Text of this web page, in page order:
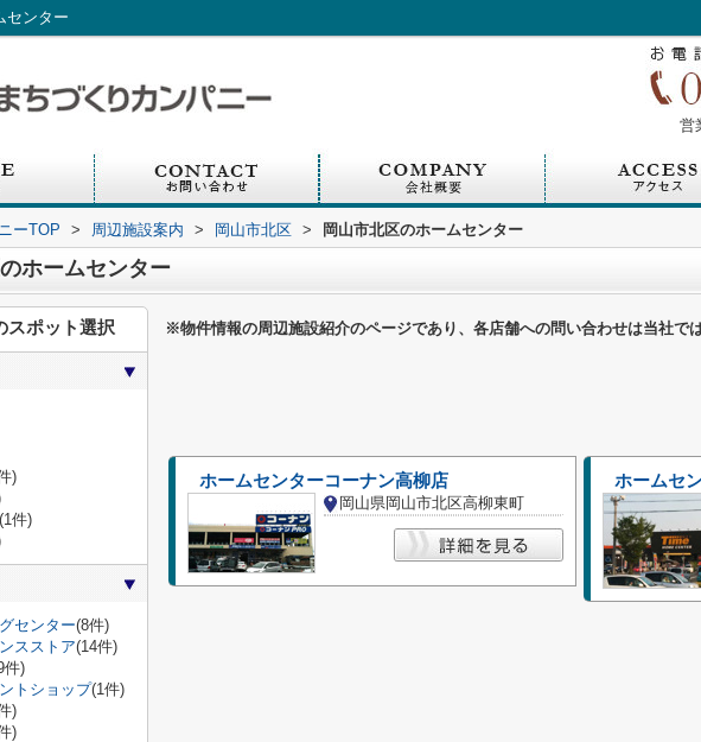
センター
営
ーTOP > 周辺施設案内 > 岡山市北区 > 岡山市北区のホームセンター
ホームセンター
※物件情報の周辺施設紹介のページであり、各店舗への問い合わせは当社で
ホームセンターコーナン高柳店
岡山県岡山市北区高柳東町
ホームセ
スポット選択
)
(1件)
センター(8件)
スストア(14件)
件)
トショップ(1件)
)
)